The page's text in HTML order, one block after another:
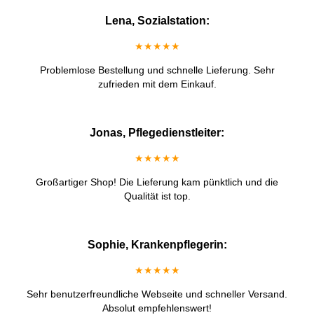
Lena, Sozialstation:
★★★★★
Problemlose Bestellung und schnelle Lieferung. Sehr
zufrieden mit dem Einkauf.
Jonas, Pflegedienstleiter:
★★★★★
Großartiger Shop! Die Lieferung kam pünktlich und die
Qualität ist top.
Sophie, Krankenpflegerin:
★★★★★
Sehr benutzerfreundliche Webseite und schneller Versand.
Absolut empfehlenswert!